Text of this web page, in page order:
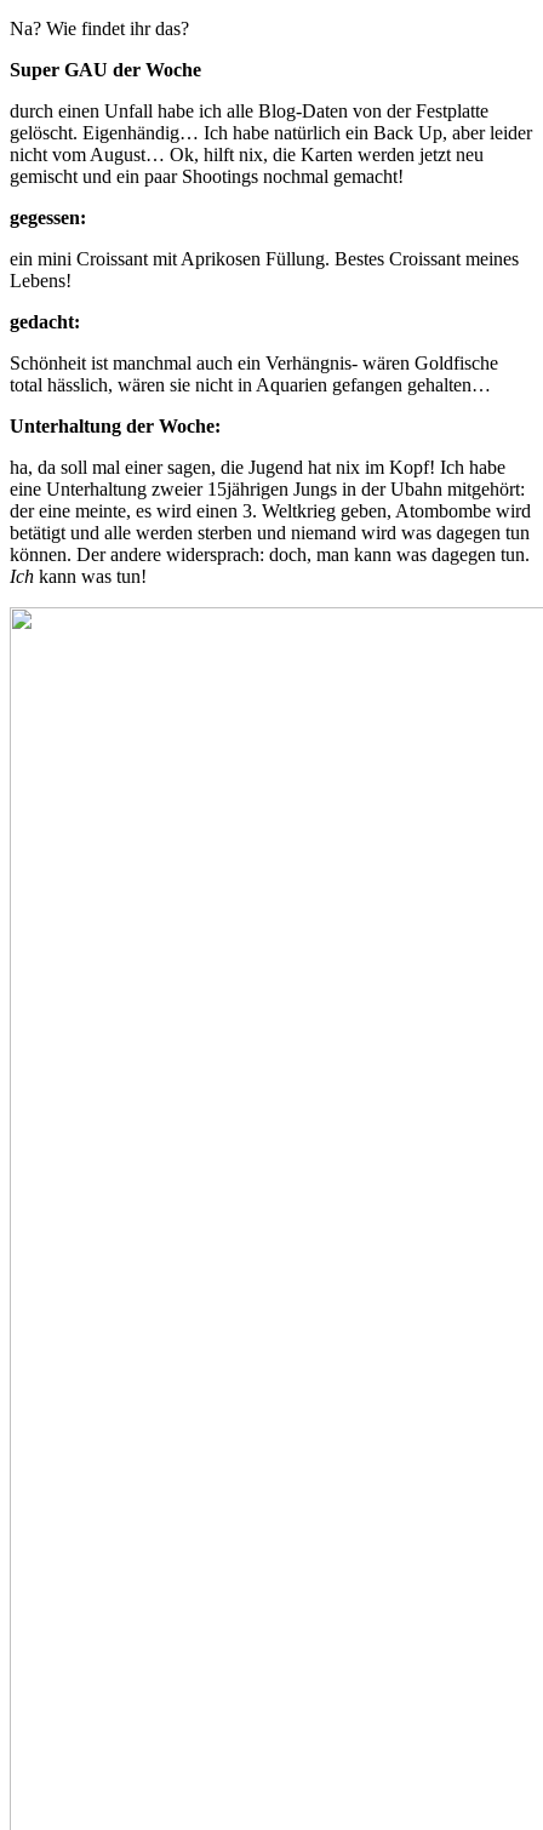
Na? Wie findet ihr das?
Super GAU der Woche
durch einen Unfall habe ich alle Blog-Daten von der Festplatte
gelöscht. Eigenhändig… Ich habe natürlich ein Back Up, aber leider
nicht vom August… Ok, hilft nix, die Karten werden jetzt neu
gemischt und ein paar Shootings nochmal gemacht!
gegessen:
ein mini Croissant mit Aprikosen Füllung. Bestes Croissant meines
Lebens!
gedacht:
Schönheit ist manchmal auch ein Verhängnis- wären Goldfische
total hässlich, wären sie nicht in Aquarien gefangen gehalten…
Unterhaltung der Woche:
ha, da soll mal einer sagen, die Jugend hat nix im Kopf! Ich habe
eine Unterhaltung zweier 15jährigen Jungs in der Ubahn mitgehört:
der eine meinte, es wird einen 3. Weltkrieg geben, Atombombe wird
betätigt und alle werden sterben und niemand wird was dagegen tun
können. Der andere widersprach: doch, man kann was dagegen tun.
Ich kann was tun!